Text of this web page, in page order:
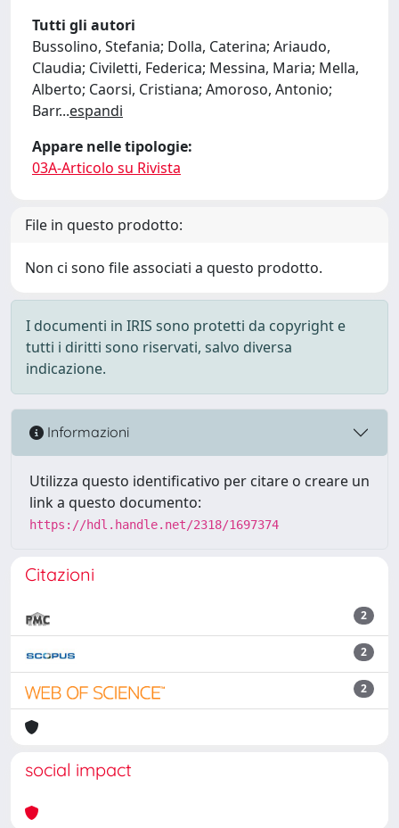
Tutti gli autori
Bussolino, Stefania; Dolla, Caterina; Ariaudo,
Claudia; Civiletti, Federica; Messina, Maria; Mella,
Alberto; Caorsi, Cristiana; Amoroso, Antonio;
Barr...espandi
Appare nelle tipologie:
03A-Articolo su Rivista
File in questo prodotto:
Non ci sono file associati a questo prodotto.
I documenti in IRIS sono protetti da copyright e
tutti i diritti sono riservati, salvo diversa
indicazione.
Informazioni
Utilizza questo identificativo per citare o creare un
link a questo documento:
https://hdl.handle.net/2318/1697374
Citazioni
2
2
2
social impact